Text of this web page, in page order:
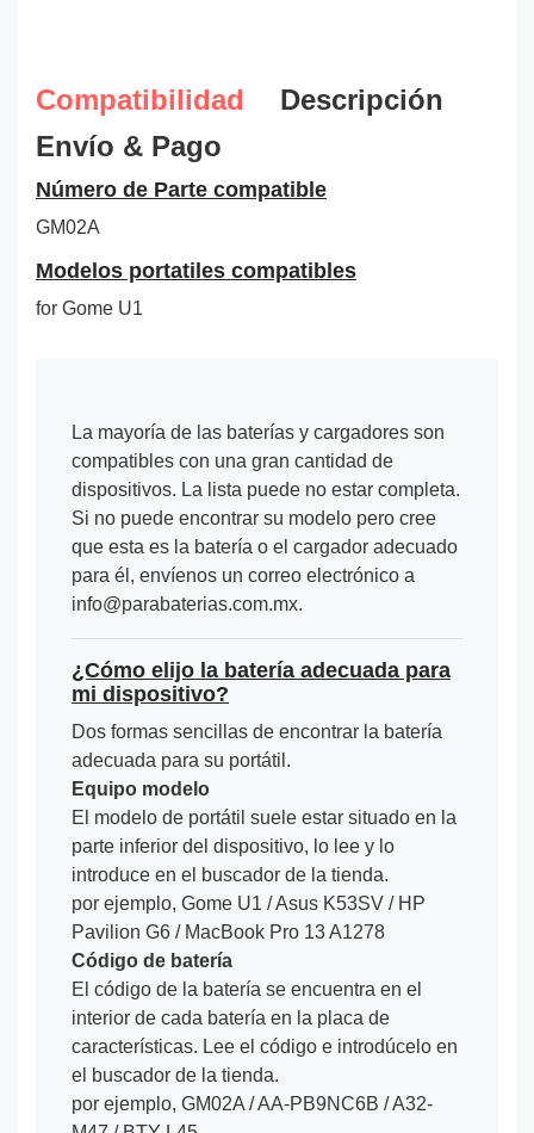
Compatibilidad
Descripción
Envío & Pago
Número de Parte compatible
GM02A
Modelos portatiles compatibles
for Gome U1
La mayoría de las baterías y cargadores son
compatibles con una gran cantidad de
dispositivos. La lista puede no estar completa.
Si no puede encontrar su modelo pero cree
que esta es la batería o el cargador adecuado
para él, envíenos un correo electrónico a
info@parabaterias.com.mx.
¿Cómo elijo la batería adecuada para
mi dispositivo?
Dos formas sencillas de encontrar la batería
adecuada para su portátil.
Equipo modelo
El modelo de portátil suele estar situado en la
parte inferior del dispositivo, lo lee y lo
introduce en el buscador de la tienda.
por ejemplo, Gome U1 / Asus K53SV / HP
Pavilion G6 / MacBook Pro 13 A1278
Código de batería
El código de la batería se encuentra en el
interior de cada batería en la placa de
características. Lee el código e introdúcelo en
el buscador de la tienda.
por ejemplo, GM02A / AA-PB9NC6B / A32-